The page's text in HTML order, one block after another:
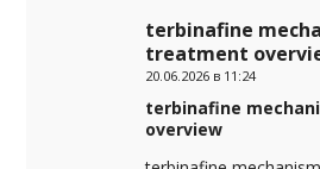
terbinafine
treatment
20.06.2026 в 11:24
terbinafine
overview